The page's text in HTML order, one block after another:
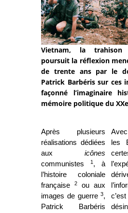
Vietnam, la trahison
poursuit la réflexion
de trente ans par le
Patrick Barbéris sur ces
façonné l’imaginaire
mémoire politique du
Après plusieurs
réalisations dédiées
auxicônes
communistes1 , à
l’histoire coloniale
française2
ou aux
images de guerre3,
Patrick Barbéris
les